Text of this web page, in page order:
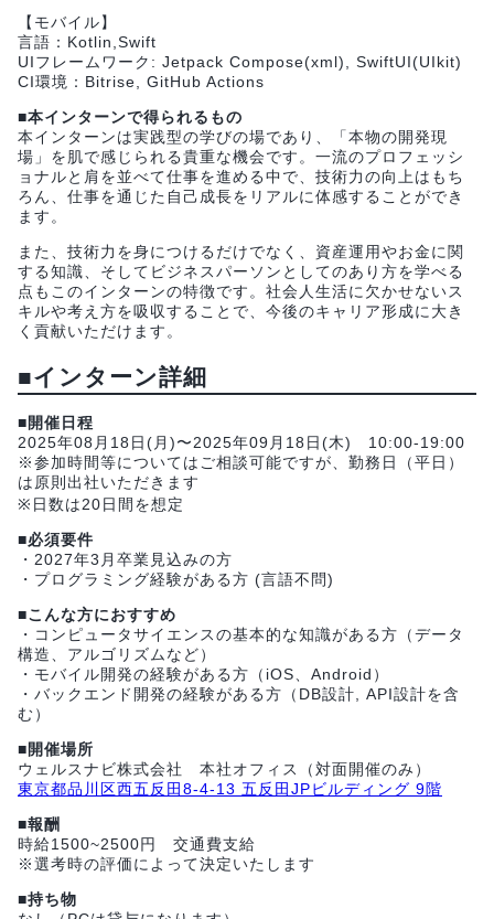
【モバイル】
言語：Kotlin,Swift
UIフレームワーク: Jetpack Compose(xml), SwiftUI(UIkit)
CI環境：Bitrise, GitHub Actions
■本インターンで得られるもの
本インターンは実践型の学びの場であり、「本物の開発現
場」を肌で感じられる貴重な機会です。一流のプロフェッシ
ョナルと肩を並べて仕事を進める中で、技術力の向上はもち
ろん、仕事を通じた自己成長をリアルに体感することができ
ます。
また、技術力を身につけるだけでなく、資産運用やお金に関
する知識、そしてビジネスパーソンとしてのあり方を学べる
点もこのインターンの特徴です。社会人生活に欠かせないス
キルや考え方を吸収することで、今後のキャリア形成に大き
く貢献いただけます。
■インターン詳細
■開催日程
2025年08月18日(月)〜2025年09月18日(木) 10:00-19:00
※参加時間等についてはご相談可能ですが、勤務日（平日）
は原則出社いただきます
※日数は20日間を想定
■必須要件
・2027年3月卒業見込みの方
・プログラミング経験がある方 (言語不問)
■こんな方におすすめ
・コンピュータサイエンスの基本的な知識がある方（データ
構造、アルゴリズムなど）
・モバイル開発の経験がある方（iOS、Android）
・バックエンド開発の経験がある方（DB設計, API設計を含
む）
■開催場所
ウェルスナビ株式会社 本社オフィス（対面開催のみ）
東京都品川区西五反田8-4-13 五反田JPビルディング 9階
■報酬
時給1500~2500円 交通費支給
※選考時の評価によって決定いたします
■持ち物